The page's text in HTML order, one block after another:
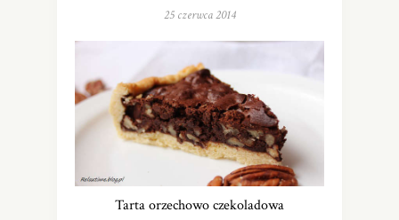
25 czerwca 2014
Tarta orzechowo czekoladowa